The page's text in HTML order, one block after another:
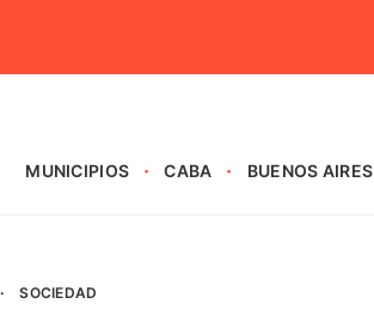
MUNICIPIOS CABA BUENOS AIRES
· SOCIEDAD